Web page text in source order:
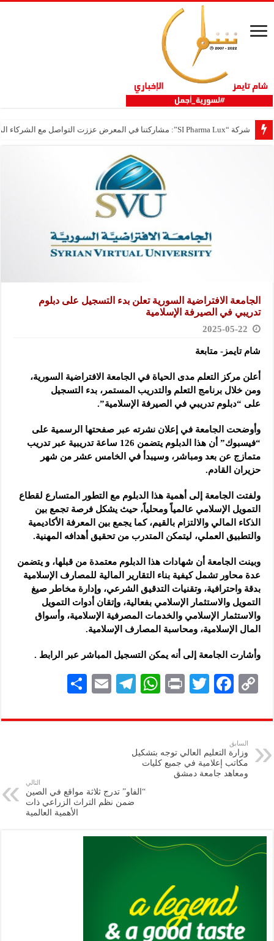
شركة “SI Pharma Lux”: مشاركتنا في المعرض عززت التواصل مع الشركاء المحليين والدوليين
الجامعة الافتراضية السورية تعلن بدء التسجيل على دبلوم
تدريبي في الصيرفة الإسلامية
2025-05-22
شام تايمز- متابعة
أعلن مركز التعلم مدى الحياة في الجامعة الافتراضية السورية،
ومن خلال برنامج التعلم والتدريب المستمر، بدء التسجيل
على “دبلوم تدريبي في الصيرفة الإسلامية”.
وأوضحت الجامعة في إعلان نشرته عبر صفحتها الرسمية على
“فيسبوك” أن هذا الدبلوم يتضمن 126 ساعة تدريبية عبر تدريب
متمازج عن بعد ومباشر، وسيبدأ في الخامس عشر من شهر
حزيران القادم.
ولفتت الجامعة إلى أهمية هذا الدبلوم مع التطور المتسارع لقطاع
التمويل الإسلامي عالمياً ومحلياً، حيث يشكل فرصة تجمع بين
الذكاء المالي والالتزام بالقيم، كما يجمع بين المعرفة الأكاديمية
والتطبيق العملي، ليتمكن المتدرب من تحقيق أهدافه المهنية.
وبينت الجامعة أن شهادات هذا الدبلوم معتمدة من قبلها، و يتضمن
عدة محاور تشمل كيفية بناء التقارير المالية للمصارف الإسلامية
بدقة واحترافية، وتقنيات التدقيق الشرعي، وإدارة مخاطر صيغ
التمويل والاستثمار الإسلامي بفعالية، وإتقان أدوات التمويل
والاستثمار الإسلامي والخدمات المصرفية الإسلامية، وأسواق
المال الإسلامية، ومحاسبة المصارف الإسلامية.
وأشارت الجامعة إلى أنه يمكن التسجيل المباشر عبر الرابط .
C
p
y
Li
n
F
eb
k
T
tt
P
nt
W
at
A
p
Te
gr
E
ai
ar
السابق
وزارة التعليم العالي توجه بتشكيل
مكاتب إعلامية في جميع كليات
ومعاهد جامعة ‏دمشق ‏
التالي
“الفاو” تدرج ثلاثة مواقع في الصين
ضمن نظم التراث الزراعي ذات
الأهمية العالمية